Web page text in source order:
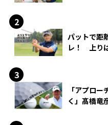
パットで距
レ！ 上り
「アプロ
く」髙橋竜